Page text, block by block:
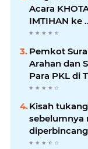
Acara
IMTIHAN ke
Pemkot
Arahan dan
Para PKL di
Banteng
Kisah
sebelumnya
persoalan